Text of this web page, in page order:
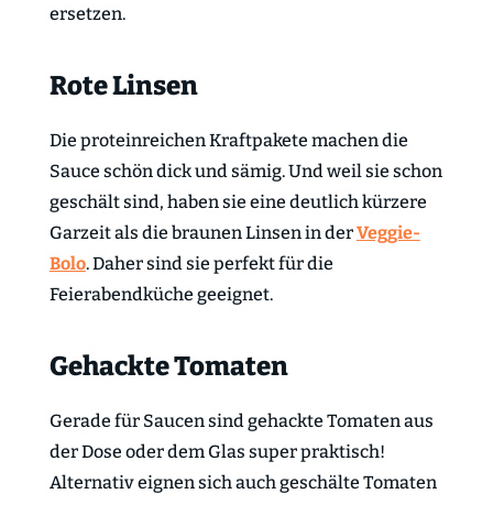
ersetzen.
Rote Linsen
Die proteinreichen Kraftpakete machen die
Sauce schön dick und sämig. Und weil sie schon
geschält sind, haben sie eine deutlich kürzere
Garzeit als die braunen Linsen in derVeggie-
Bolo. Daher sind sie perfekt für die
Feierabendküche geeignet.
Gehackte Tomaten
Gerade für Saucen sind gehackte Tomaten aus
der Dose oder dem Glas super praktisch!
Alternativ eignen sich auch geschälte Tomaten